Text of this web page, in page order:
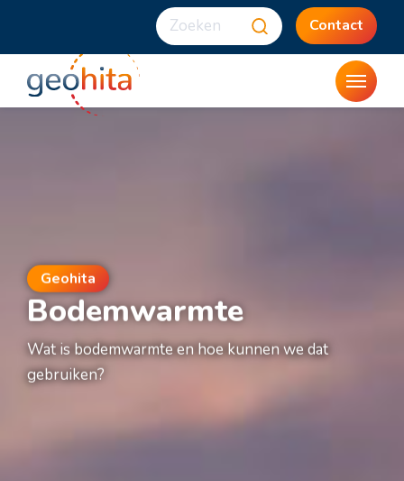
Contact
Geohita
Bodemwarmte
Wat is bodemwarmte en hoe kunnen we dat
gebruiken?